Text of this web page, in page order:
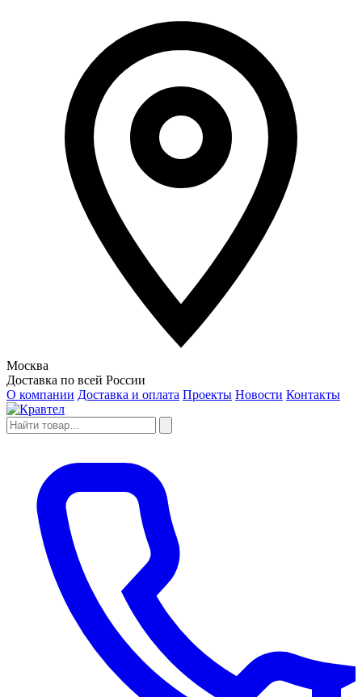
Москва
Доставка по всей России
О компании Доставка и оплата Проекты Новости Контакты